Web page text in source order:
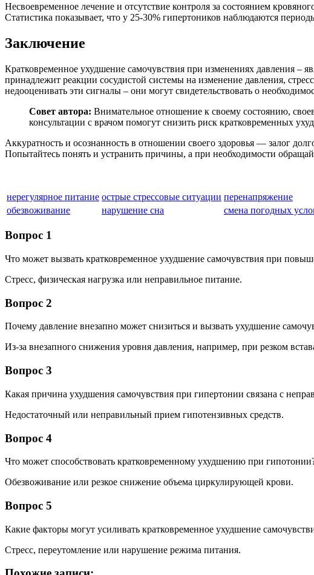
Несвоевременное лечение и отсутствие контроля за состоянием
Статистика показывает, что у 25-30% гипертоников наблюдаются
Заключение
Кратковременное ухудшение самочувствия при изменениях давления –
принадлежит реакции сосудистой системы на изменение давления,
недооценивать эти сигналы – они могут свидетельствовать о
Совет автора: Внимательное отношение к своему состоянию,
консультации с врачом помогут снизить риск кратковременных
Аккуратность и осознанность в отношении своего здоровья — залог
Попытайтесь понять и устранить причины, а при необходимости
нерегулярное питание острые стрессовые ситуации перенапряжение
обезвоживание
нарушение сна смена погодных
Вопрос 1
Что может вызвать кратковременное ухудшение самочувствия при
Стресс, физическая нагрузка или неправильное питание.
Вопрос 2
Почему давление внезапно может снизиться и вызвать ухудшение
Из-за внезапного снижения уровня давления, например, при резком
Вопрос 3
Какая причина ухудшения самочувствия при гипертонии связана с
Недостаточный или неправильный прием гипотензивных средств.
Вопрос 4
Что может способствовать кратковременному ухудшению при
Обезвоживание или резкое снижение объема циркулирующей крови.
Вопрос 5
Какие факторы могут усиливать кратковременное ухудшение
Стресс, переутомление или нарушение режима питания.